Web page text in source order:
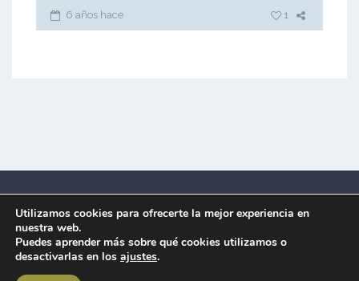
6 años hace 1
Utilizamos cookies para ofrecerte la mejor experiencia en
nuestra web.
Puedes aprender más sobre qué cookies utilizamos o
desactivarlas en los ajustes.